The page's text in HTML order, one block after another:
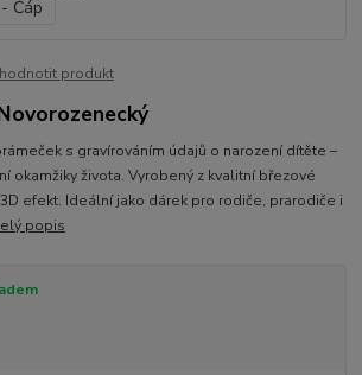
produkt
s gravírováním údajů o narození dítěte –
okamžiky života. Vyrobený z kvalitní březové
efekt. Ideální jako dárek pro rodiče, prarodiče i
popis